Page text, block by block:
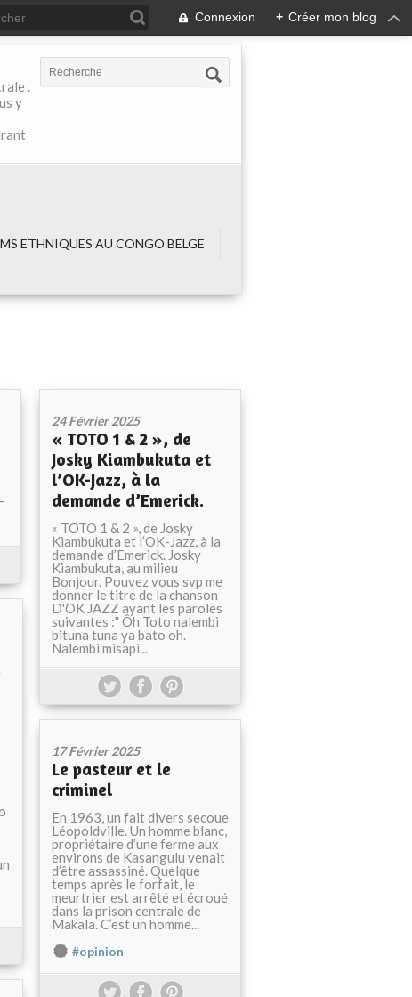
Connexion + Créer mon blog
.
y
ETHNIQUES AU CONGO BELGE
24 Février 2025
« TOTO 1 & 2 », de
Josky Kiambukuta et
l’OK-Jazz, à la
demande d’Emerick.
« TOTO 1 & 2 », de Josky
Kiambukuta et l’OK-Jazz, à la
demande d’Emerick. Josky
Kiambukuta, au milieu
Bonjour. Pouvez vous svp me
donner le titre de la chanson
D'OK JAZZ ayant les paroles
suivantes :" Ôh Toto nalembi
bituna tuna ya bato oh.
Nalembi misapi...
17 Février 2025
Le pasteur et le
criminel
En 1963, un fait divers secoue
Léopoldville. Un homme blanc,
propriétaire d’une ferme aux
environs de Kasangulu venait
d’être assassiné. Quelque
temps après le forfait, le
meurtrier est arrêté et écroué
dans la prison centrale de
Makala. C’est un homme...
#opinion